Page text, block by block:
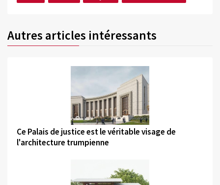
Autres articles intéressants
©
Ce Palais de justice est le véritable visage de
l'architecture trumpienne